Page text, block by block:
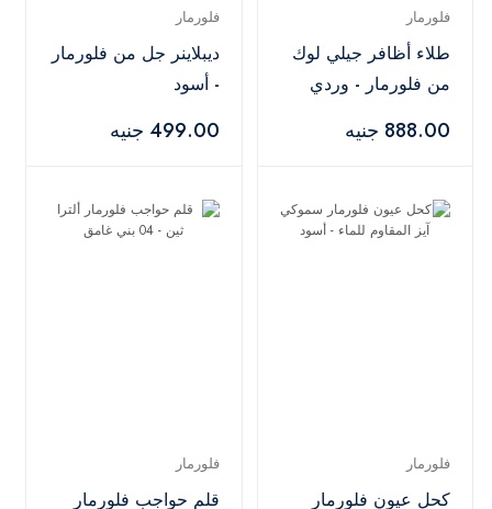
فلورمار
طلاء أظافر جيلي لوك
من فلورمار - وردي
888.00 جنيه
فلورمار
ديبلاينر جل من فلورمار
- أسود
499.00 جنيه
فلورمار
كحل عيون فلورمار
فلورمار
قلم حواجب فلورمار